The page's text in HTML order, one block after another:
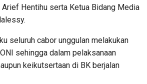
Hentihu serta Ketua Bidang Media
seluruh cabor unggulan melakukan
sehingga dalam pelaksanaan
keikutsertaan di BK berjalan